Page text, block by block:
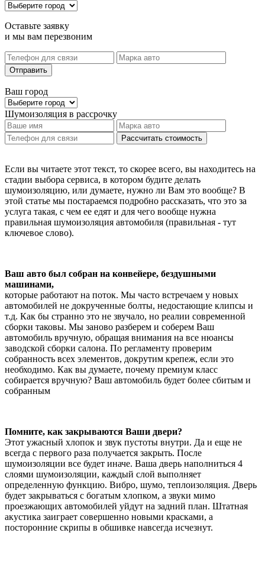
Оставьте заявку
и мы вам перезвоним
Отправить
Ваш город
Шумоизоляция в рассрочку
Рассчитать стоимость
Если вы читаете этот текст, то скорее всего, вы находитесь на
стадии выбора сервиса, в котором будите делать
шумоизоляцию, или думаете, нужно ли Вам это вообще? В
этой статье мы постараемся подробно рассказать, что это за
услуга такая, с чем ее едят и для чего вообще нужна
правильная шумоизоляция автомобиля (правильная - тут
ключевое слово).
Ваш авто был собран на конвейере, бездушными
машинами,
которые работают на поток. Мы часто встречаем у новых
автомобилей не докрученные болты, недостающие клипсы и
т.д. Как бы странно это не звучало, но реалии современной
сборки таковы. Мы заново разберем и соберем Ваш
автомобиль вручную, обращая внимания на все нюансы
заводской сборки салона. По регламенту проверим
собранность всех элементов, докрутим крепеж, если это
необходимо. Как вы думаете, почему премиум класс
собирается вручную? Ваш автомобиль будет более сбитым и
собранным
Помните, как закрываются Ваши двери?
Этот ужасный хлопок и звук пустоты внутри. Да и еще не
всегда с первого раза получается закрыть. После
шумоизоляции все будет иначе. Ваша дверь наполниться 4
слоями шумоизоляции, каждый слой выполняет
определенную функцию. Вибро, шумо, теплоизоляция. Дверь
будет закрываться с богатым хлопком, а звуки мимо
проезжающих автомобилей уйдут на задний план. Штатная
акустика заиграет совершенно новыми красками, а
посторонние скрипы в обшивке навсегда исчезнут.